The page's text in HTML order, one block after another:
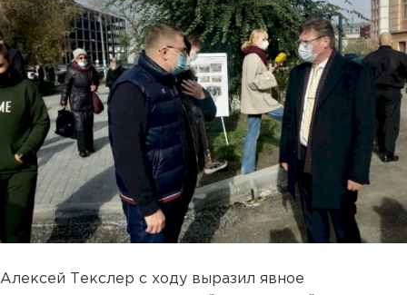
Алексей Текслер с ходу выразил явное